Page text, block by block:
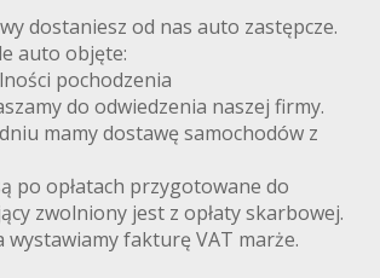
dostaniesz od nas auto zastępcze.
auto objęte:
pochodzenia
do odwiedzenia naszej firmy.
mamy dostawę samochodów z
po opłatach przygotowane do
zwolniony jest z opłaty skarbowej.
wystawiamy fakturę VAT marże.